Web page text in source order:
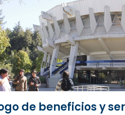
de beneficios y